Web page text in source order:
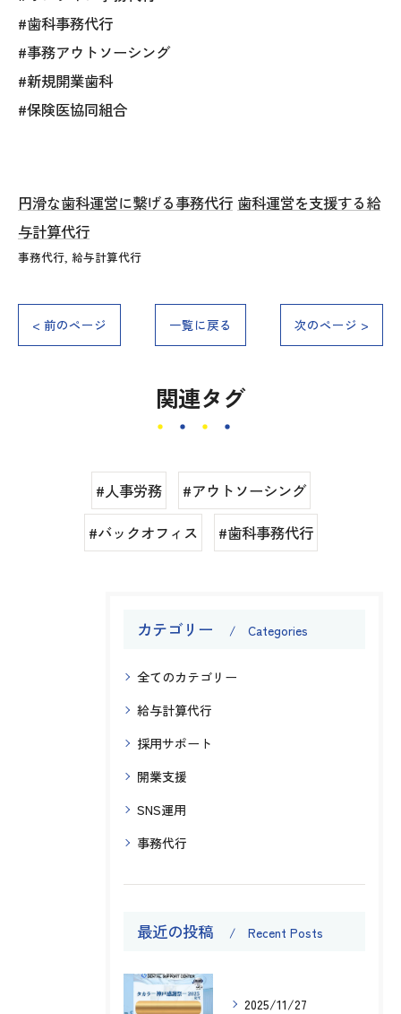
#歯科事務代行
#事務アウトソーシング
#新規開業歯科
#保険医協同組合
円滑な歯科運営に繋げる事務代行 歯科運営を支援する給
与計算代行
事務代行 給与計算代行
< 前のページ 一覧に戻る 次のページ >
関連タグ
#人事労務
#アウトソーシング
#バックオフィス
#歯科事務代行
カテゴリー Categories
全てのカテゴリー
給与計算代行
採用サポート
開業支援
SNS運用
事務代行
最近の投稿 Recent Posts
2025/11/27